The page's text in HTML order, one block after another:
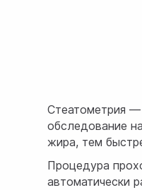
Стеатометрия —
обследование
жира, тем
Процедура
автоматически